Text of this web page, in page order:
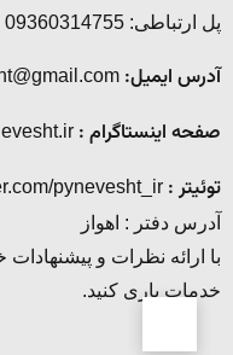
پل ارتباطی: 09360314755
آدرس ایمیل:
صفحه اینستاگرام :
توئیتر :
آدرس دفتر : اهواز
با ارائه نظرات و پیشنهادات
خدمات یاری کنید.